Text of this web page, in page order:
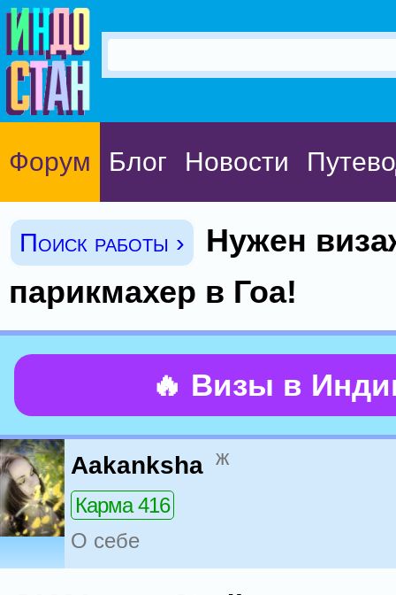
Форум Блог Новости
Поиск работы ›
Нужен
парикмахер в Гоа!
🔥 Визы в
Aakanksha ж
Карма 416
О себе